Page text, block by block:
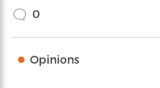
0
Opinions